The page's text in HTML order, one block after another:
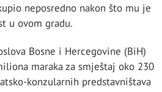
neposredno nakon što mu je
u ovom gradu.
Bosne i Hercegovine (BiH)
maraka za smještaj oko 230
konzularnih predstavništava